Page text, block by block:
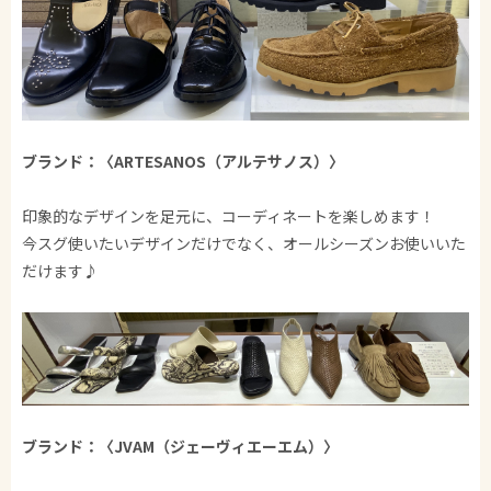
ブランド：〈ARTESANOS（アルテサノス）〉
印象的なデザインを足元に、コーディネートを楽しめます！
今スグ使いたいデザインだけでなく、オールシーズンお使いいた
だけます♪
ブランド：〈JVAM（ジェーヴィエーエム）〉